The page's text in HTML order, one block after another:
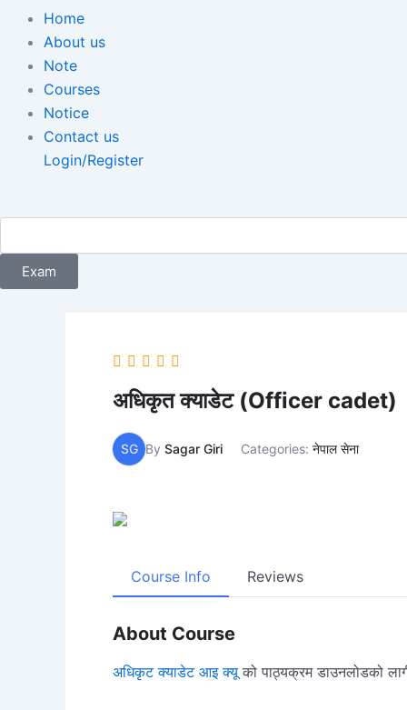
b
o
o
k
u
b
e
Menu
Home
About us
Note
Courses
Notice
Contact us
Login/Register
Exam
अधिकृत क्याडेट (Officer cadet)
SG By Sagar Giri Categories: नेपाल सेना
Course Info Reviews
About Course
अधिकृट क्याडेट आइ क्यूको पाठ्यक्रम डाउनलोडको